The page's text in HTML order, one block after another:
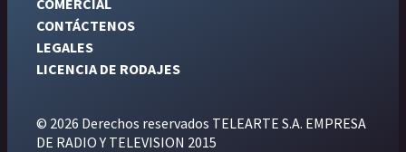
COMERCIAL
CONTÁCTENOS
LEGALES
LICENCIA DE RODAJES
© 2026 Derechos reservados TELEARTE S.A. EMPRESA
DE RADIO Y TELEVISION 2015